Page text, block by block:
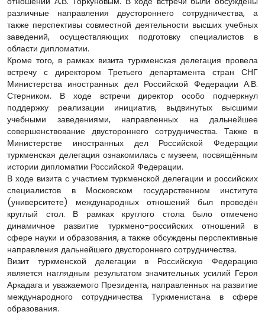
различные направления двустороннего сотрудничества, а
также перспективы совместной деятельности высших учебных
заведений, осуществляющих подготовку специалистов в
области дипломатии.
Кроме того, в рамках визита туркменская делегация провела
встречу с директором Третьего департамента стран СНГ
Министерства иностранных дел Российской Федерации А.В.
Стерником. В ходе встречи директор особо подчеркнул
поддержку реализации инициатив, выдвинутых высшими
учебными заведениями, направленных на дальнейшее
совершенствование двустороннего сотрудничества. Также в
Министерстве иностранных дел Российской Федерации
туркменская делегация ознакомилась с музеем, посвящённым
истории дипломатии Российской Федерации.
В ходе визита с участием туркменской делегации и российских
специалистов в Московском государственном институте
(университете) международных отношений был проведён
круглый стол. В рамках круглого стола было отмечено
динамичное развитие туркмено-российских отношений в
сфере науки и образования, а также обсуждены перспективные
направления дальнейшего двустороннего сотрудничества.
Визит туркменской делегации в Российскую Федерацию
является наглядным результатом значительных усилий Героя
Аркадага и уважаемого Президента, направленных на развитие
международного сотрудничества Туркменистана в сфере
образования.